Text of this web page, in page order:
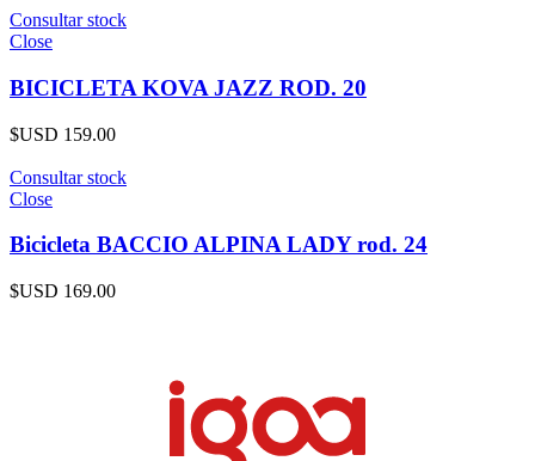
Consultar stock
Close
BICICLETA KOVA JAZZ ROD. 20
$USD 159.00
Consultar stock
Close
Bicicleta BACCIO ALPINA LADY rod. 24
$USD 169.00